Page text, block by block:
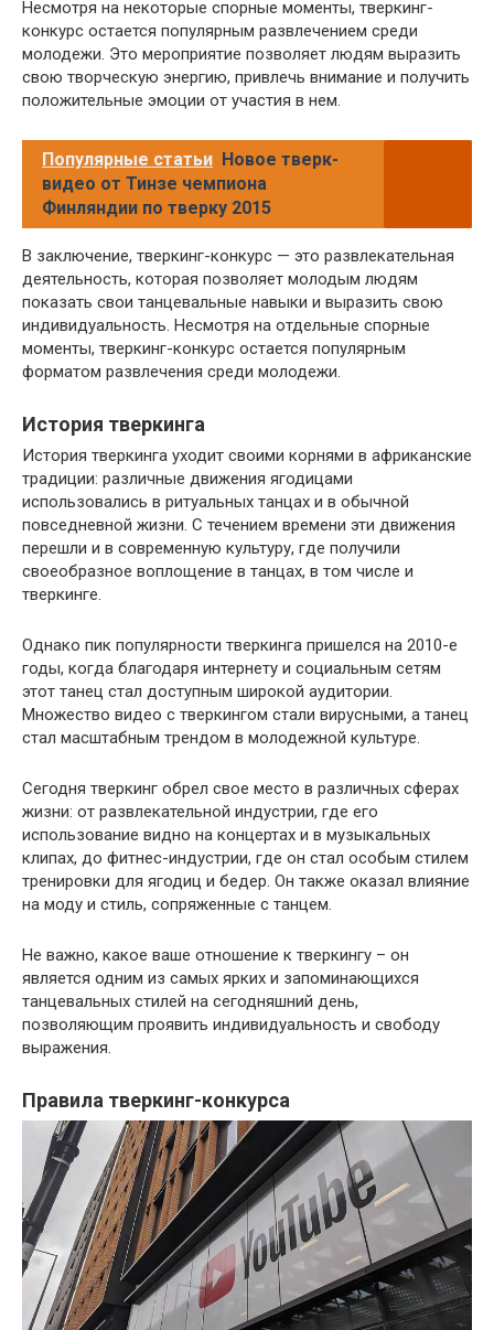
Несмотря на некоторые спорные моменты, тверкинг-
конкурс остается популярным развлечением среди
молодежи. Это мероприятие позволяет людям выразить
свою творческую энергию, привлечь внимание и получить
положительные эмоции от участия в нем.
Популярные статьи Новое тверк-
видео от Тинзе чемпиона
Финляндии по тверку 2015
В заключение, тверкинг-конкурс — это развлекательная
деятельность, которая позволяет молодым людям
показать свои танцевальные навыки и выразить свою
индивидуальность. Несмотря на отдельные спорные
моменты, тверкинг-конкурс остается популярным
форматом развлечения среди молодежи.
История тверкинга
История тверкинга уходит своими корнями в африканские
традиции: различные движения ягодицами
использовались в ритуальных танцах и в обычной
повседневной жизни. С течением времени эти движения
перешли и в современную культуру, где получили
своеобразное воплощение в танцах, в том числе и
тверкинге.
Однако пик популярности тверкинга пришелся на 2010-е
годы, когда благодаря интернету и социальным сетям
этот танец стал доступным широкой аудитории.
Множество видео с тверкингом стали вирусными, а танец
стал масштабным трендом в молодежной культуре.
Сегодня тверкинг обрел свое место в различных сферах
жизни: от развлекательной индустрии, где его
использование видно на концертах и в музыкальных
клипах, до фитнес-индустрии, где он стал особым стилем
тренировки для ягодиц и бедер. Он также оказал влияние
на моду и стиль, сопряженные с танцем.
Не важно, какое ваше отношение к тверкингу – он
является одним из самых ярких и запоминающихся
танцевальных стилей на сегодняшний день,
позволяющим проявить индивидуальность и свободу
выражения.
Правила тверкинг-конкурса